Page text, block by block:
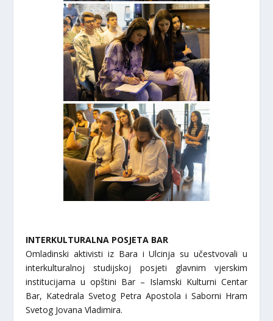
INTERKULTURALNA POSJETA BAR
Omladinski aktivisti iz Bara i Ulcinja su učestvovali u
interkulturalnoj studijskoj posjeti glavnim vjerskim
institucijama u opštini Bar – Islamski Kulturni Centar
Bar, Katedrala Svetog Petra Apostola i Saborni Hram
Svetog Jovana Vladimira.